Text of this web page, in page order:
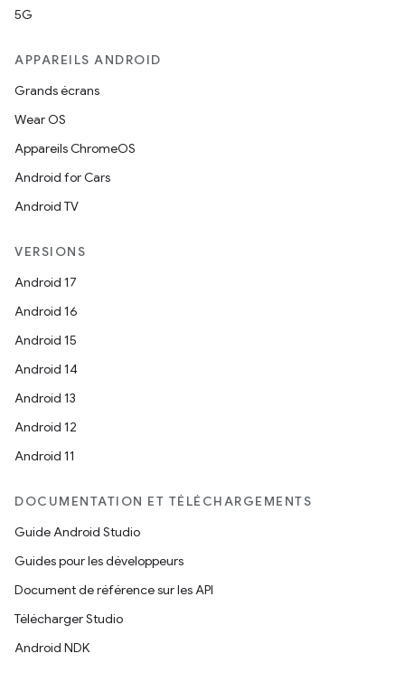
5G
APPAREILS ANDROID
Grands écrans
Wear OS
Appareils ChromeOS
Android for Cars
Android TV
VERSIONS
Android 17
Android 16
Android 15
Android 14
Android 13
Android 12
Android 11
DOCUMENTATION ET TÉLÉCHARGEMENTS
Guide Android Studio
Guides pour les développeurs
Document de référence sur les API
Télécharger Studio
Android NDK